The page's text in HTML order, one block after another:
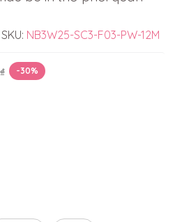
NB3W25-SC3-F03-PW-12M
-30%